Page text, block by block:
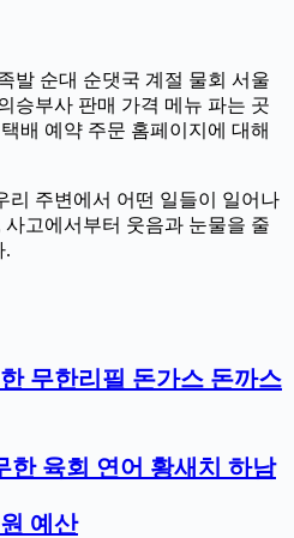
발 순대 순댓국 계절 물회 서울
승부사 판매 가격 메뉴 파는 곳
배 예약 주문 홈페이지에 대해
리 주변에서 어떤 일들이 일어나
고에서부터 웃음과 눈물을 줄
.
무한리필 돈가스 돈까스
한 육회 연어 황새치 하남
예산